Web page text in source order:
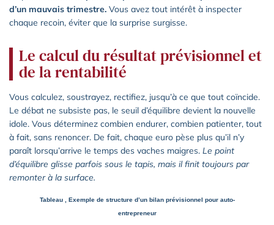
d’un mauvais trimestre. Vous avez tout intérêt à inspecter
chaque recoin, éviter que la surprise surgisse.
Le calcul du résultat prévisionnel et
de la rentabilité
Vous calculez, soustrayez, rectifiez, jusqu’à ce que tout coïncide.
Le débat ne subsiste pas, le seuil d’équilibre devient la nouvelle
idole. Vous déterminez combien endurer, combien patienter, tout
à fait, sans renoncer. De fait, chaque euro pèse plus qu’il n’y
paraît lorsqu’arrive le temps des vaches maigres. Le point
d’équilibre glisse parfois sous le tapis, mais il finit toujours par
remonter à la surface.
Tableau , Exemple de structure d’un bilan prévisionnel pour auto-
entrepreneur